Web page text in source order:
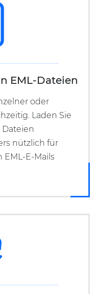
EML-Dateien
oder
Laden Sie
nützlich für
E-Mails